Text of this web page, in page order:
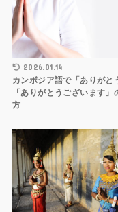
2026.01.14
カンボジア語で「ありがと
「ありがとうございます」
方